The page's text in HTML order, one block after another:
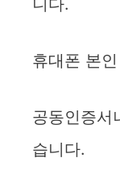
니다.
휴대폰 본
공동인증서
습니다.